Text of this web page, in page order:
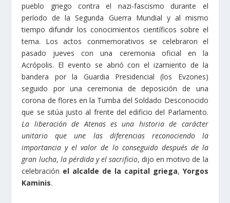
pueblo griego contra el nazi-fascismo durante el
período de la Segunda Guerra Mundial y al mismo
tiempo difundir los conocimientos científicos sobre el
tema. Los actos conmemorativos se celebraron el
pasado jueves con una ceremonia oficial en la
Acrópolis. El evento se abrió con el izamiento de la
bandera por la Guardia Presidencial (los Evzones)
seguido por una ceremonia de deposición de una
corona de flores en la Tumba del Soldado Desconocido
que se sitúa justo al frente del edificio del Parlamento.
La liberación de Atenas es una historia de carácter
unitario que une las diferencias reconociendo la
importancia y el valor de lo conseguido después de la
gran lucha, la pérdida y el sacrificio, dijo en motivo de la
celebración el alcalde de la capital griega, Yorgos
Kaminis.